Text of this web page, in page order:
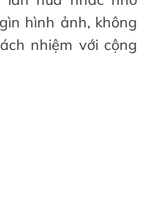
hình ảnh, không
nhiệm với cộng